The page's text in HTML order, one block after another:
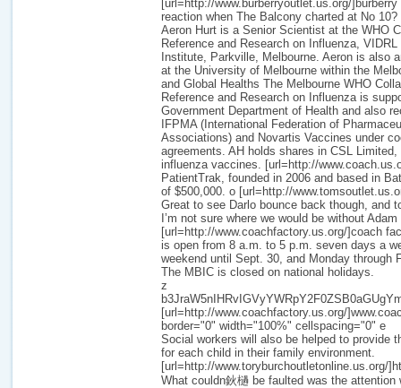
[url=http://www.burberryoutlet.us.org/
reaction when The Balcony charted at No 10?
Aeron Hurt is a Senior Scientist at the WHO
Reference and Research on Influenza,
Institute, Parkville, Melbourne. Aeron is also
at the University of Melbourne within the
and Global Healths The Melbourne WHO
Reference and Research on Influenza is
Government Department of Health and also
IFPMA (International Federation of
Associations) and Novartis Vaccines under
agreements. AH holds shares in CSL
influenza vaccines. [url=http://
PatientTrak, founded in 2006 and based in
of $500,000. o [url=http://
Great to see Darlo bounce back though, and
I’m not sure where we would be without
[url=http://www.coachfactory.us.org/]coach
is open from 8 a.m. to 5 p.m. seven days a
weekend until Sept. 30, and Monday through
The MBIC is closed on national holidays.
z
[url=http://www.coachfactory.us.org/
border="0" width="100%" cellspacing="0" e
Social workers will also be helped to provide
for each child in their family environment.
[url=http://www.toryburchoutletonline.us.org/
What couldn鈥檛 be faulted was the attention